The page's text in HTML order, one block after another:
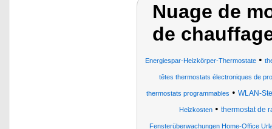
Nuage de
de
Energiespar-Heizkörper-Thermostate •
têtes thermostats électroniques de
thermostats programmables • WLAN-
Heizkosten• thermostat de
Fensterüberwachungen Home-Office